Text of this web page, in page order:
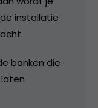
installatie
banken die
laten